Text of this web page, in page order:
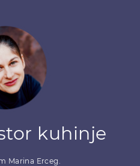
kuhinje
Marina Erceg.